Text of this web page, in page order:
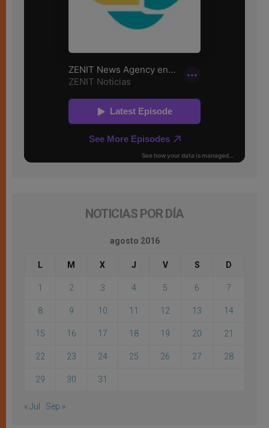
NOTICIAS POR DÍA
agosto 2016
L M X J V S D
1 2 3 4 5 6 7
8 9 10 11 12 13 14
15 16 17 18 19 20 21
22 23 24 25 26 27 28
29 30 31
« Jul Sep »